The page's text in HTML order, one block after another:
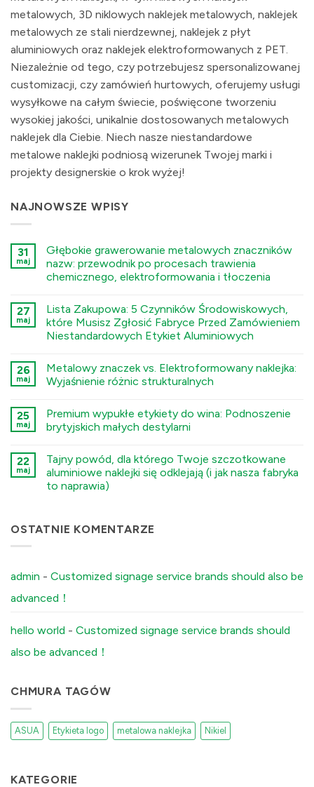
metalowych, 3D niklowych naklejek metalowych, naklejek
metalowych ze stali nierdzewnej, naklejek z płyt
aluminiowych oraz naklejek elektroformowanych z PET.
Niezależnie od tego, czy potrzebujesz spersonalizowanej
customizacji, czy zamówień hurtowych, oferujemy usługi
wysyłkowe na całym świecie, poświęcone tworzeniu
wysokiej jakości, unikalnie dostosowanych metalowych
naklejek dla Ciebie. Niech nasze niestandardowe
metalowe naklejki podniosą wizerunek Twojej marki i
projekty designerskie o krok wyżej!
NAJNOWSZE WPISY
31
maj
Głębokie grawerowanie metalowych znaczników
nazw: przewodnik po procesach trawienia
chemicznego, elektroformowania i tłoczenia
नहीं
Deep
Engraving
Metal
Guide
to
Chemical
Etching,
and
Stamping
Processes
27
maj
Lista Zakupowa: 5 Czynników Środowiskowych,
które Musisz Zgłosić Fabryce Przed Zamówieniem
Niestandardowych Etykiet Aluminiowych
नहीं
The
Sourcing
Environmental
Factors
You
Your
Factory
Before
Ordering
Custom
26
maj
Metalowy znaczek vs. Elektroformowany naklejka:
Wyjaśnienie różnic strukturalnych
नहीं
Stamped
Metal
Electroformed
Sticker:
Structural
Differences
Explained
25
maj
Premium wypukłe etykiety do wina: Podnoszenie
brytyjskich małych destylarni
नहीं
Premium
Embossed
Wine
Distilleries
22
maj
Tajny powód, dla którego Twoje szczotkowane
aluminiowe naklejki się odklejają (i jak nasza fabryka
to naprawia)
The
Secret
Aluminum
Stickers
Off
Our
Factory
It)
OSTATNIE KOMENTARZE
admin - Customized signage service brands should also be
advanced！
hello world - Customized signage service brands should
also be advanced！
CHMURA TAGÓW
ASUA Etykieta logo metalowa naklejka Nikiel
KATEGORIE